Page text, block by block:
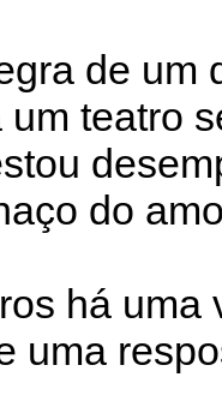
de um
um teatro
do
há uma
uma